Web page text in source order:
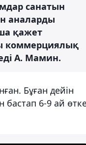
санатын
аналарды
қажет
коммерциялық
А. Мамин.
Бұған дейін
бастап 6-9 ай